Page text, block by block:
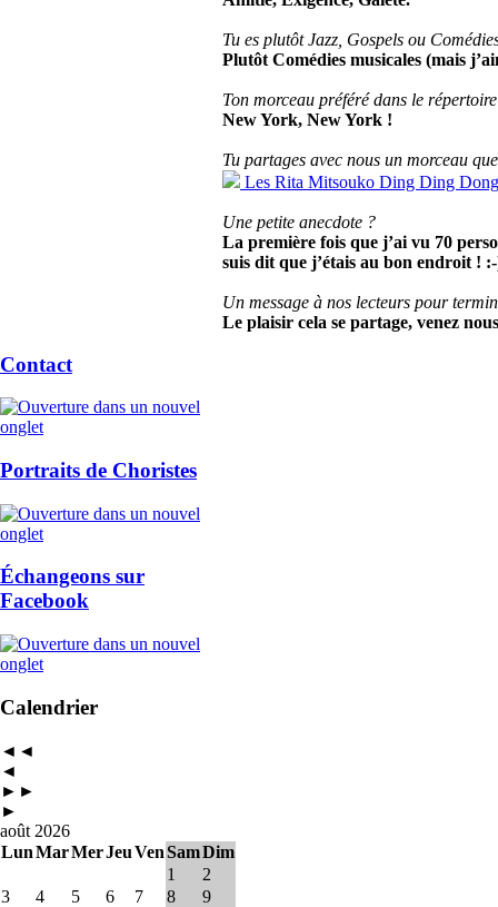
Tu es plutôt Jazz, Gospels ou
Plutôt Comédies musicales (mais
Ton morceau préféré dans le
New York, New York !
Tu partages avec nous un morceau
Les Rita Mitsouko Ding Ding Dong
Une petite anecdote ?
La première fois que j’ai vu 70
suis dit que j’étais au bon endroit !
Un message à nos lecteurs pour
Le plaisir cela se partage, venez
Contact
Portraits de Choristes
Échangeons sur
Facebook
Calendrier
◄◄
◄
►►
►
août 2026
LunMarMerJeuVenSamDim
1
2
3
4 5 6 7 8
9